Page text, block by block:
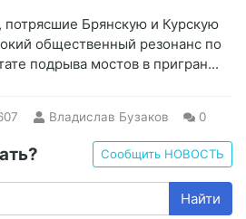
потрясшие Брянскую и Курскую
общественный резонанс по
подрыва мостов в пригран...
Владислав Бузаков 0
Сообщить НОВОСТЬ
Найти